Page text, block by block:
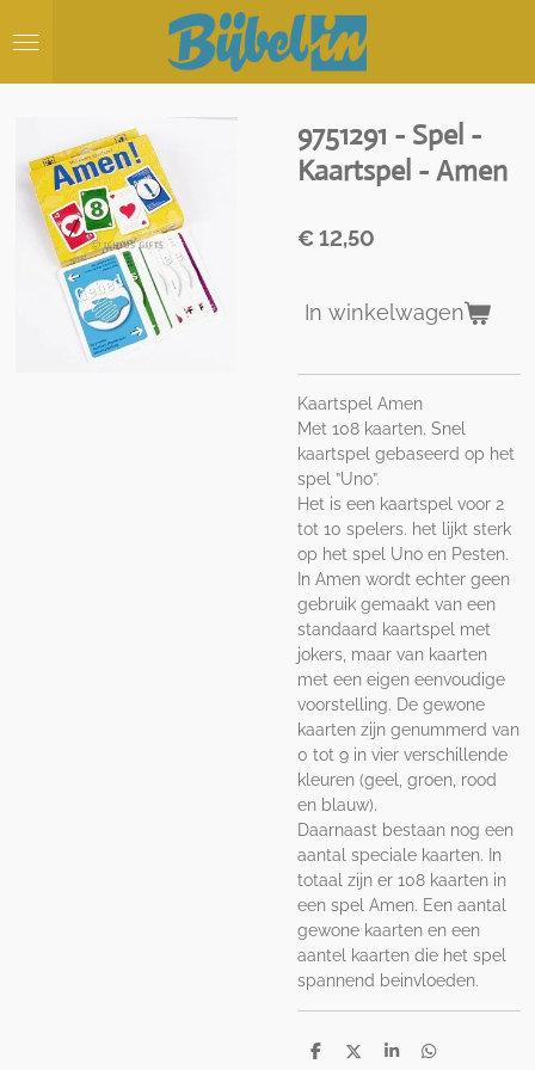
direct
9751291 - Spel -
Kaartspel - Amen
€ 12,50
In winkelwagen
Kaartspel Amen
Met 108 kaarten. Snel
kaartspel gebaseerd op het
spel ”Uno”.
Het is een kaartspel voor 2
tot 10 spelers. het lijkt sterk
op het spel Uno en Pesten.
In Amen wordt echter geen
gebruik gemaakt van een
standaard kaartspel met
jokers, maar van kaarten
met een eigen eenvoudige
voorstelling. De gewone
kaarten zijn genummerd van
0 tot 9 in vier verschillende
kleuren (geel, groen, rood
en blauw).
Daarnaast bestaan nog een
aantal speciale kaarten. In
totaal zijn er 108 kaarten in
een spel Amen. Een aantal
gewone kaarten en een
aantel kaarten die het spel
spannend beinvloeden.
D
D
S
D